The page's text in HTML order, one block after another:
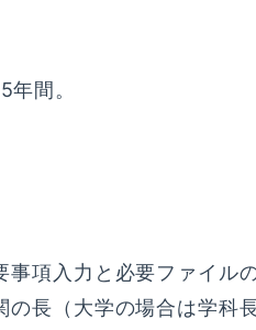
間。
項入力と必要ファイル
長（大学の場合は学科